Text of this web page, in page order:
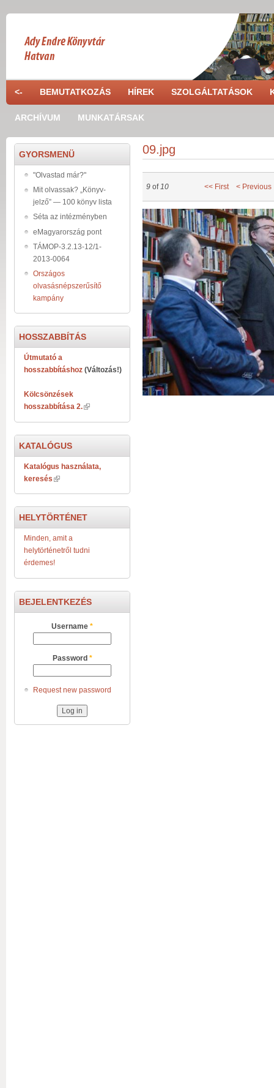
<- BEMUTATKOZÁS HÍREK SZOLGÁLTATÁSOK
ARCHÍVUM MUNKATÁRSAK
09.jpg
9 of10 << First < Previous
09_26.jpg
GYORSMENÜ
"Olvastad már?"
Mit olvassak? „Könyv-
jelző” — 100 könyv lista
Séta az intézményben
eMagyarország pont
TÁMOP-3.2.13-12/1-
2013-0064
Országos
olvasásnépszerűsítő
kampány
HOSSZABBÍTÁS
Útmutató a
hosszabbításhoz (Változás!)
Kölcsönzések
hosszabbítása 2.
KATALÓGUS
Katalógus használata,
keresés
HELYTÖRTÉNET
Minden, amit a
helytörténetről tudni
érdemes!
BEJELENTKEZÉS
Username *
Password *
Request new password